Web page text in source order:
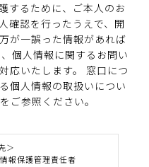
するために、ご本人のお
確認を行ったうえで、開
が一誤った情報があれば
個人情報に関するお問い
応いたします。 窓口につ
個人情報の取扱いについ
ご参照ください。
＞
報保護管理責任者